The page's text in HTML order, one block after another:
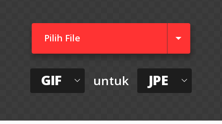
Pilih File
GIF untuk JPE